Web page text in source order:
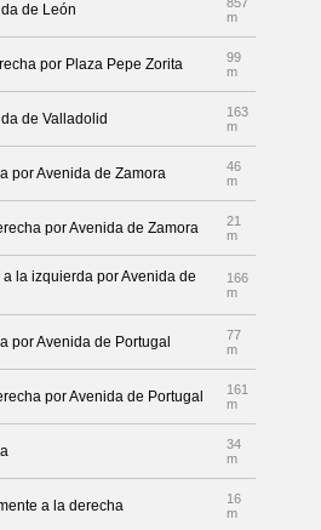
de León
m
por Plaza Pepe Zorita
99
m
de Valladolid
163
m
por Avenida de Zamora
46
m
por Avenida de Zamora
21
m
la izquierda por Avenida de
166
m
por Avenida de Portugal
77
m
por Avenida de Portugal
161
m
34
m
a la derecha
16
m